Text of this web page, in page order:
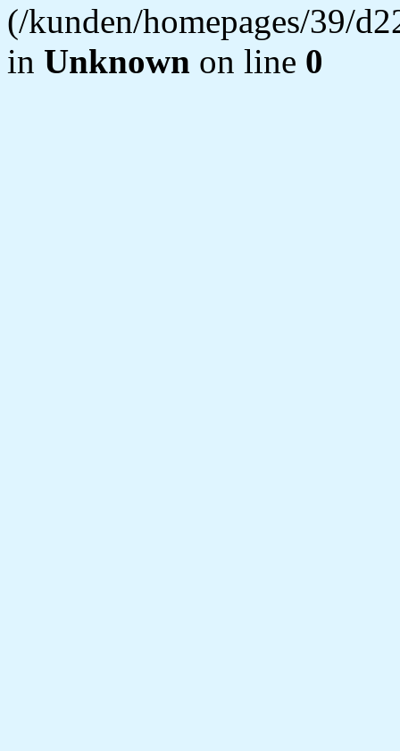
(/kunden/homepages/39/
in Unknown on line 0